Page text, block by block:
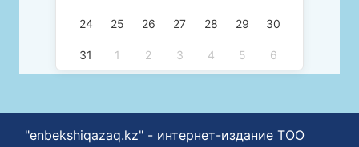
24 25 26 27 28 29 30
31 1 2 3 4 5 6
"enbekshiqazaq.kz" - интернет-издание ТОО